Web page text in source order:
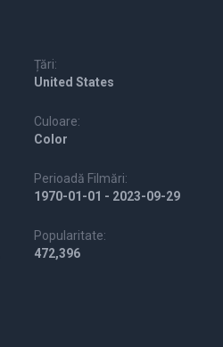
Țări:
United States
Culoare:
Color
Perioadă Filmări:
1970-01-01 - 2023-09-29
Popularitate:
472,396